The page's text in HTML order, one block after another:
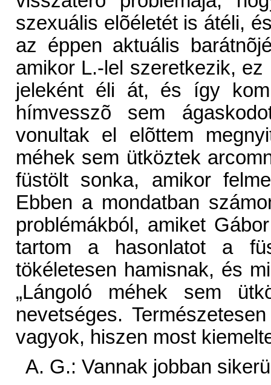
szexuális elõéletét is átéli,
az éppen aktuális
amikor L.-lel szeretkezik,
jeleként éli át, és így
hímvesszõ sem
vonultak el elõttem
méhek sem ütköztek
füstölt sonka, amikor
Ebben a mondatban
problémákból, amiket
tartom a hasonlatot a
tökéletesen hamisnak, és
„Lángoló méhek sem
nevetséges.
vagyok, hiszen most
A. G.: Vannak jobban